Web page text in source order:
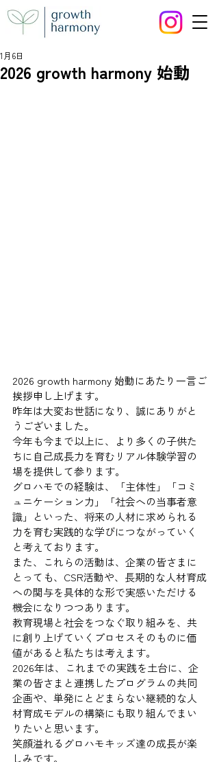
2026 growth harmony 始動
1月6日
2026 growth harmony 始動にあたり一言ご
挨拶申し上げます。
昨年は大変お世話になり、誠にありがと
うございました。
今年も今まで以上に、より多くの子供た
ちに自己成長力を育むリアル体験学習の
場を提供して参ります。
グロハモでの経験は、「主体性」「コミ
ュニケーション力」「社会への当事者意
識」といった、将来の人材に求められる
力を育む実践的な学びにつながっていく
と考えております。
また、これらの活動は、企業の皆さまに
とっても、CSR活動や、長期的な人材育成
への関与を具体的な形で実感いただける
機会になりつつあります。
教育現場と社会をつなぐ取り組みを、共
に創り上げていくプロセスそのものに価
値があると私たちは考えます。
2026年は、これまでの実践を土台に、企
業の皆さまと連携したプログラムの共同
企画や、単発にとどまらない継続的な人
材育成モデルの構築にも取り組んでまい
りたいと思います。
笑顔溢れるグロハモキッズ達の成長が楽
しみです。